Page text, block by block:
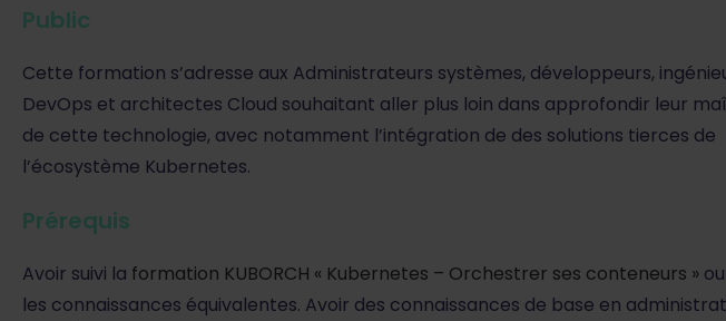
Public
Cette formation s’adresse aux Administrateurs systèmes, développeurs,
DevOps et architectes Cloud souhaitant aller plus loin dans approfondir leur
de cette technologie, avec notamment l’intégration de des solutions tierces de
l’écosystème Kubernetes.
Prérequis
Avoir suivi la formation KUBORCH « Kubernetes – Orchestrer ses conteneurs »
les connaissances équivalentes. Avoir des connaissances de base en